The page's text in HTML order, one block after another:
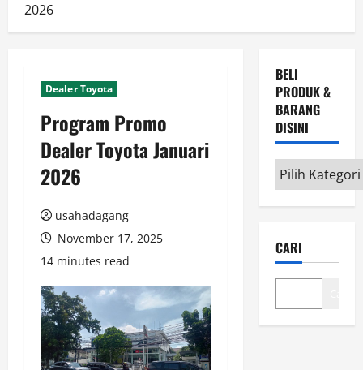
2026
Dealer Toyota
Program Promo
Dealer Toyota Januari
2026
usahadagang
November 17, 2025
14 minutes read
BELI
PRODUK &
BARANG
DISINI
Beli
Produk
&
disini
CARI